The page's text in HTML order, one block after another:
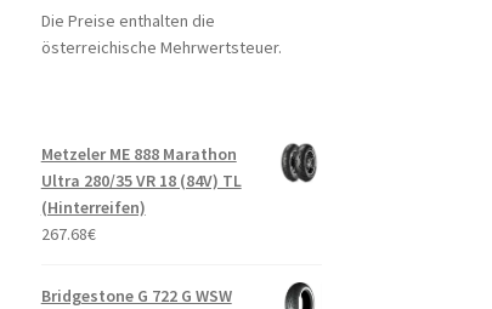
Die Preise enthalten die
österreichische Mehrwertsteuer.
Metzeler ME 888 Marathon
Ultra 280/35 VR 18 (84V) TL
(Hinterreifen)
267.68€
Bridgestone G 722 G WSW